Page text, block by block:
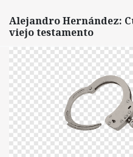
Alejandro Hernández:
viejo testamento